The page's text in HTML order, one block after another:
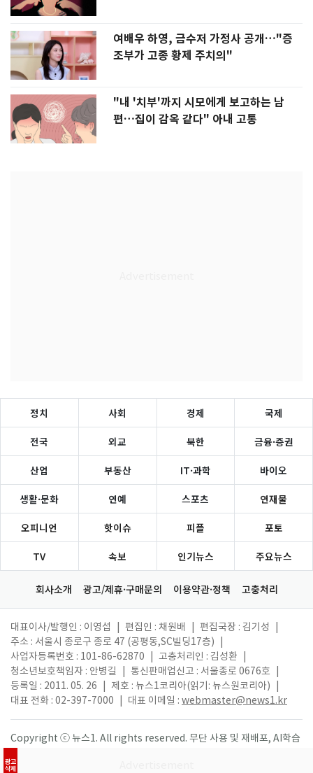
여배우 하영, 금수저 가정사 공개…"증
조부가 고종 황제 주치의"
"내 '치부'까지 시모에게 보고하는 남
편…집이 감옥 같다" 아내 고통
광고
삭제
정치 사회 경제 국제
전국 외교 북한 금융·증권
산업 부동산 IT·과학 바이오
생활·문화 연예 스포츠 연재물
오피니언 핫이슈 피플 포토
TV 속보 인기뉴스 주요뉴스
회사소개 광고/제휴·구매문의 이용약관·정책 고충처리
대표이사/발행인 : 이영섭 편집인 : 채원배 편집국장 : 김기성
주소 : 서울시 종로구 종로 47 (공평동,SC빌딩17층)
사업자등록번호 : 101-86-62870
고충처리인 : 김성환
청소년보호책임자 : 안병길
통신판매업신고 : 서울종로 0676호
등록일 : 2011. 05. 26
제호 : 뉴스1코리아(읽기: 뉴스원코리아)
대표 전화 : 02-397-7000
대표 이메일 : webmaster@news1.kr
Copyright ⓒ 뉴스1. All rights reserved. 무단 사용 및 재배포, AI학습